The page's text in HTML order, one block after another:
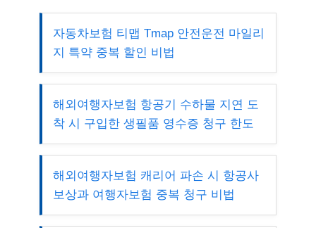
자동차보험 티맵 Tmap 안전운전 마일리
지 특약 중복 할인 비법
해외여행자보험 항공기 수하물 지연 도
착 시 구입한 생필품 영수증 청구 한도
해외여행자보험 캐리어 파손 시 항공사
보상과 여행자보험 중복 청구 비법